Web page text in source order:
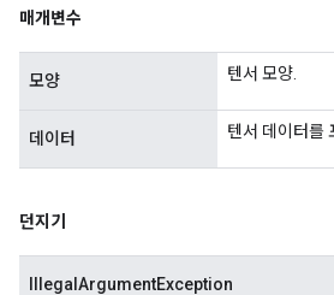
매개변수
모양 텐서 모양.
데이터 텐서 데이터를
던지기
IllegalArgumentException